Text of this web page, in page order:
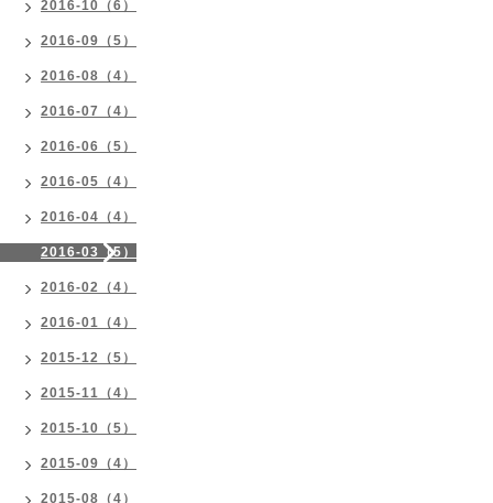
2016-10（6）
2016-09（5）
2016-08（4）
2016-07（4）
2016-06（5）
2016-05（4）
2016-04（4）
2016-03（5）
2016-02（4）
2016-01（4）
2015-12（5）
2015-11（4）
2015-10（5）
2015-09（4）
2015-08（4）